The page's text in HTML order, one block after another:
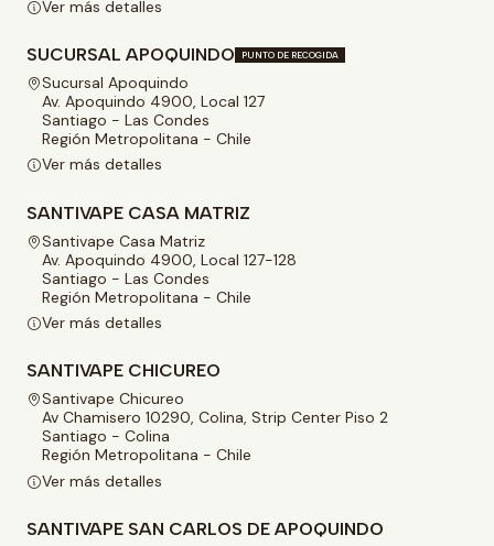
Ver más detalles
SUCURSAL APOQUINDO PUNTO DE RECOGIDA
Sucursal Apoquindo
Av. Apoquindo 4900, Local 127
Santiago - Las Condes
Región Metropolitana - Chile
Ver más detalles
SANTIVAPE CASA MATRIZ
Santivape Casa Matriz
Av. Apoquindo 4900, Local 127-128
Santiago - Las Condes
Región Metropolitana - Chile
Ver más detalles
SANTIVAPE CHICUREO
Santivape Chicureo
Av Chamisero 10290, Colina, Strip Center Piso 2
Santiago - Colina
Región Metropolitana - Chile
Ver más detalles
SANTIVAPE SAN CARLOS DE APOQUINDO